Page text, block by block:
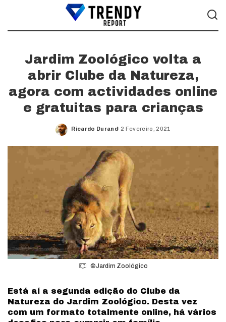
Jardim Zoológico volta a
abrir Clube da Natureza,
agora com actividades online
e gratuitas para crianças
Posted
Ricardo Durand 2 Fevereiro, 2021
©Jardim Zoológico
Está aí a segunda edição do Clube da
Natureza do Jardim Zoológico. Desta vez
com um formato totalmente online, há vários